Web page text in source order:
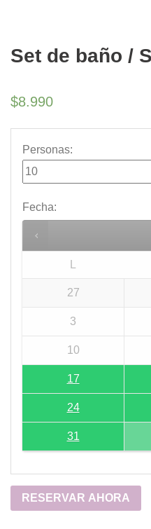
Set de baño /
$8.990
Personas:
Fecha:
L
27
3
10
17
24
31
RESERVAR AHORA